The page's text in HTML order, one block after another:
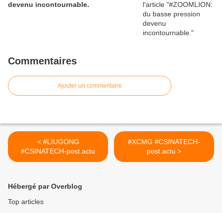
devenu incontournable.
Commentaires
Ajouter un commentaire
< #LIUGONG
#CSINATECH-post.actu
#XCMG #CSINATECH-
post.actu >
Hébergé par Overblog
Top articles